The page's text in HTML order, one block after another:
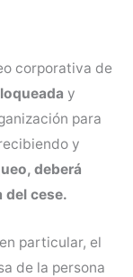
corporativa de
y
para
y
deberá
del cese.
particular, el
de la persona